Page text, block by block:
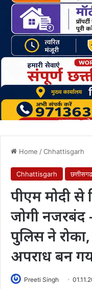
Home /Chhattisgarh
Chhattisgarh छत्तीसगढ
पीएम मोदी
जोगी
पुलिस ने
अपराध बन
Preeti Singh